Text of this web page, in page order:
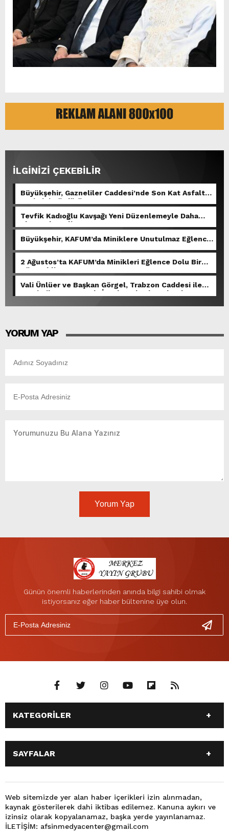
İLGİNİZİ ÇEKEBİLİR
Büyükşehir, Gazneliler Caddesi’nde Son Kat Asfalt
Serimini Sürdürüyor.
Tevfik Kadıoğlu Kavşağı Yeni Düzenlemeyle Daha
Akıcı Hale Geliyor.
Büyükşehir, KAFUM’da Miniklere Unutulmaz Eğlence
2 Ağustos’ta KAFUM’da Minikleri Eğlence Dolu Bir
Gün Bekliyor.
Vali Ünlüer ve Başkan Görgel, Trabzon Caddesi ile
Demirciler Çarşısı’nda İncelemelerde Bulundu.
YORUM YAP
Yorum Yap
Günün önemli haberlerinden anında bilgi sahibi olmak
istiyorsanız eğer haber bültenine üye olun.
KATEGORİLER
ANASAYFA
GÜNDEM
SİYASET
SPOR
EKONOMİ
TEKNOLOJİ
3. SAYFA
BÜYÜKŞEHİR BELEDİYESİ
DÜNYA
FOTO GALERİ
KÜLTÜR SANAT
MAGAZİN
OTOMOBİL
SAYFALAR
SİYASET
EĞİTİM
SPOR
EKONOMİ
TEKNOLOJİ
3. SAYFA
Web sitemizde yer alan haber içerikleri izin alınmadan,
kaynak gösterilerek dahi iktibas edilemez. Kanuna aykırı ve
izinsiz olarak kopyalanamaz, başka yerde yayınlanamaz.
İLETİŞİM: afsinmedyacenter@gmail.com